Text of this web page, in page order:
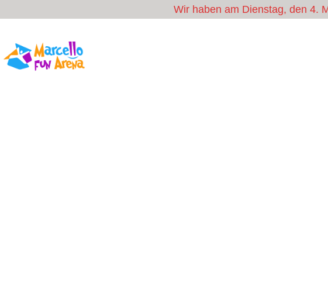
Wir haben am Dienstag, den 4.